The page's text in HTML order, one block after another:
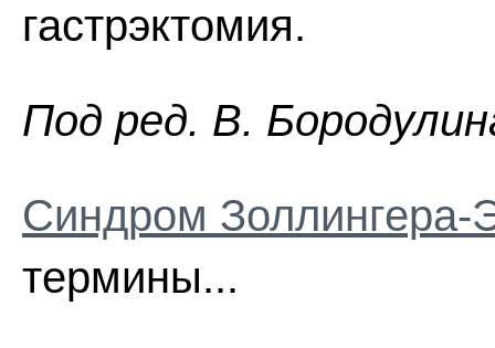
гастрэктомия.
Пoд peд. B.
Синдром Золлингера-
термины...